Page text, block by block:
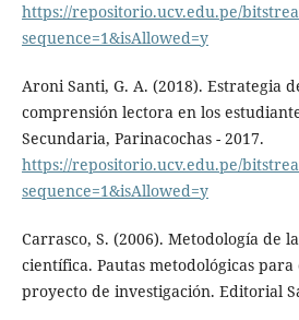
https://repositorio.ucv.edu.pe/
sequence=1&isAllowed=y
Aroni Santi, G. A. (2018). Estrategia
comprensión lectora en los
Secundaria, Parinacochas - 2017.
https://repositorio.ucv.edu.pe/
sequence=1&isAllowed=y
Carrasco, S. (2006). Metodología de
científica. Pautas metodológicas
proyecto de investigación. Editorial